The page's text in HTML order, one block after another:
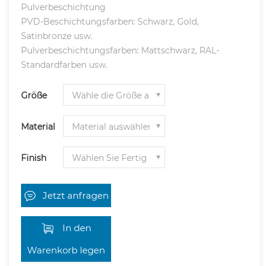
Pulverbeschichtung
PVD-Beschichtungsfarben: Schwarz, Gold,
Satinbronze usw.
Pulverbeschichtungsfarben: Mattschwarz, RAL-
Standardfarben usw.
Größe
Material
Finish
Jetzt anfragen
In den
Warenkorb legen